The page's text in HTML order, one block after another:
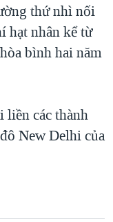
HẢI SÂM
THÔN MỸ
thứ nhì nối
hạt nhân kể từ
bình hai năm
liền các thành
New Delhi của